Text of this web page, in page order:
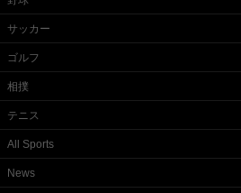
サッカー
ゴルフ
相撲
テニス
All Sports
News